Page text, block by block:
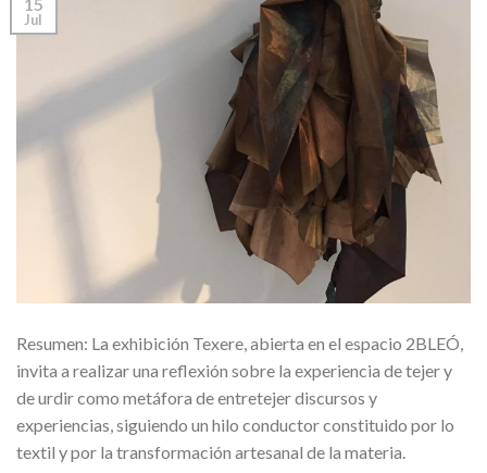
Jul
Resumen: La exhibición Texere, abierta en el espacio 2BLEÓ,
invita a realizar una reflexión sobre la experiencia de tejer y
de urdir como metáfora de entretejer discursos y
experiencias, siguiendo un hilo conductor constituido por lo
textil y por la transformación artesanal de la materia.